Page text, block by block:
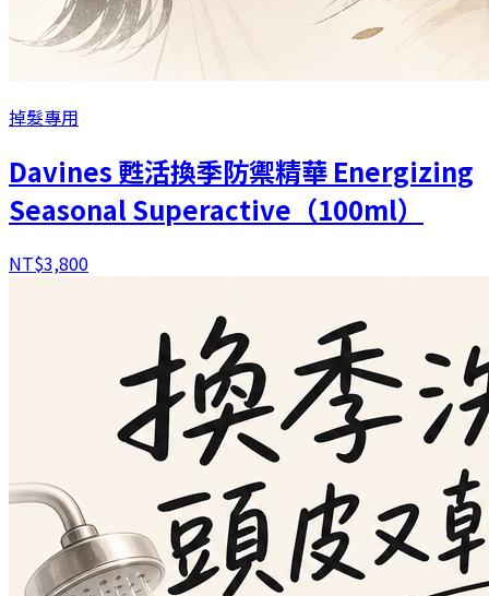
掉髮專用
Davines 甦活換季防禦精華 Energizing
Seasonal Superactive（100ml）
NT$3,800